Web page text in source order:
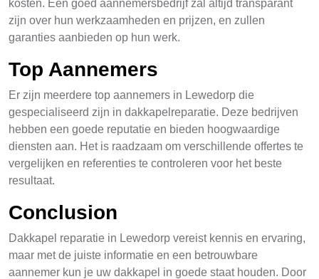
kosten. Een goed aannemersbedrijf zal altijd transparant
zijn over hun werkzaamheden en prijzen, en zullen
garanties aanbieden op hun werk.
Top Aannemers
Er zijn meerdere top aannemers in Lewedorp die
gespecialiseerd zijn in dakkapelreparatie. Deze bedrijven
hebben een goede reputatie en bieden hoogwaardige
diensten aan. Het is raadzaam om verschillende offertes te
vergelijken en referenties te controleren voor het beste
resultaat.
Conclusion
Dakkapel reparatie in Lewedorp vereist kennis en ervaring,
maar met de juiste informatie en een betrouwbare
aannemer kun je uw dakkapel in goede staat houden. Door